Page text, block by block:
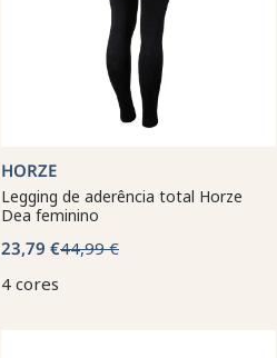
HORZE
Legging de aderência total Horze
Dea feminino
23,79 €44,99 €
4 cores